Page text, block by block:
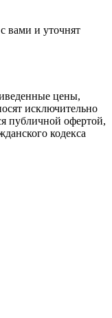
вами и уточнят
цены,
исключительно
публичной офертой,
кодекса